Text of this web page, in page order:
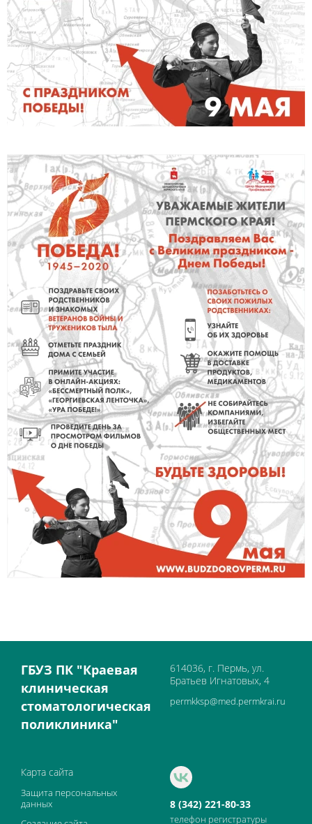
ГБУЗ ПК "Краевая
клиническая
стоматологическая
поликлиника"
614036, г. Пермь, ул.
Братьев Игнатовых, 4
permkksp@med.permkrai.ru
Карта сайта
Защита персональных
данных
8 (342) 221-80-33
телефон регистратуры